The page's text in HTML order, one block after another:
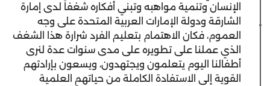
الإنسان وتنمية مواهبه وتبني أفكاره شغفاً لدى إمارة
الشارقة ودولة الإمارات العربية المتحدة على وجه
العموم، فكان الاهتمام بتعليم الفرد شرارة هذا الشغف
الذي عملنا على تطويره على مدى سنوات عدة لنرى
أطفالنا اليوم يتعلمون ويجتهدون، ويسعون بإرادتهم
القوية إلى الاستفادة الكاملة من حياتهم العلمية